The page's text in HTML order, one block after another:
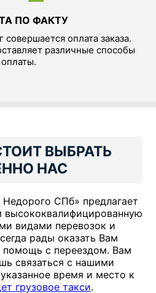
ПО ФАКТУ
совершается оплата заказа.
различные способы
оплаты.
ВЫБРАТЬ
НАС
СПб» предлагает
высококвалифицированную
видами перевозок и
рады оказать Вам
помощь с переездом. Вам
связаться с нашими
время и место к
грузовое такси.